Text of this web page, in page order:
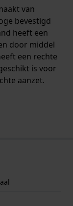
van
bevestigd
heeft een
door middel
een rechte
is voor
aanzet.